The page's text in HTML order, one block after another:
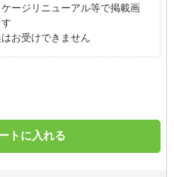
ージリニューアル等で掲載画
お受けできません
トに入れる